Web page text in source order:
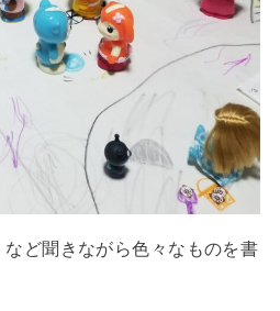
など聞きながら色々なものを書